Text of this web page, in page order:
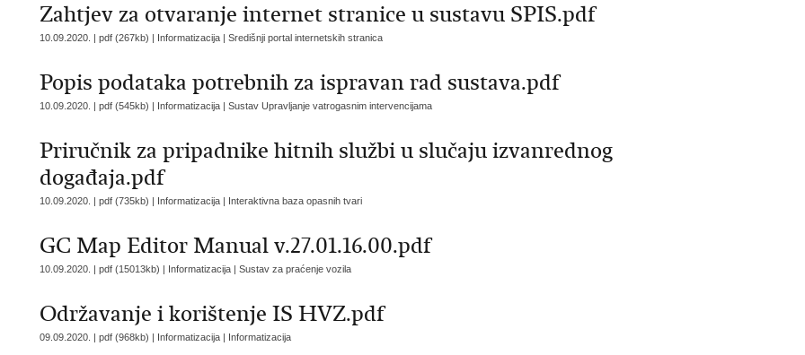
Zahtjev za otvaranje internet stranice u sustavu SPIS.pdf
10.09.2020. | pdf (267kb) | Informatizacija | Središnji portal internetskih stranica
Popis podataka potrebnih za ispravan rad sustava.pdf
10.09.2020. | pdf (545kb) | Informatizacija | Sustav Upravljanje vatrogasnim intervencijama
Priručnik za pripadnike hitnih službi u slučaju izvanrednog
događaja.pdf
10.09.2020. | pdf (735kb) | Informatizacija | Interaktivna baza opasnih tvari
GC Map Editor Manual v.27.01.16.00.pdf
10.09.2020. | pdf (15013kb) | Informatizacija | Sustav za praćenje vozila
Održavanje i korištenje IS HVZ.pdf
09.09.2020. | pdf (968kb) | Informatizacija | Informatizacija